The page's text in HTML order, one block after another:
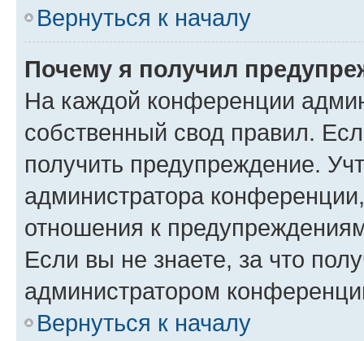
Вернуться к началу
Почему я получил
На каждой конференции
собственный свод правил.
получить предупреждение.
администратора
отношения к
Если вы не знаете, за что
администратором
Вернуться к началу